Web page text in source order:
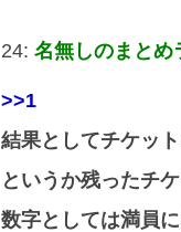
24: 名無しのまとめ
>>1
結果としてチケッ
というか残ったチ
数字としては満員